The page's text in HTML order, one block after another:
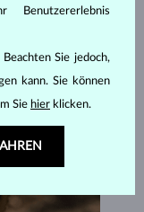
Sie jedoch,
kann. Sie können
Sie hier klicken.